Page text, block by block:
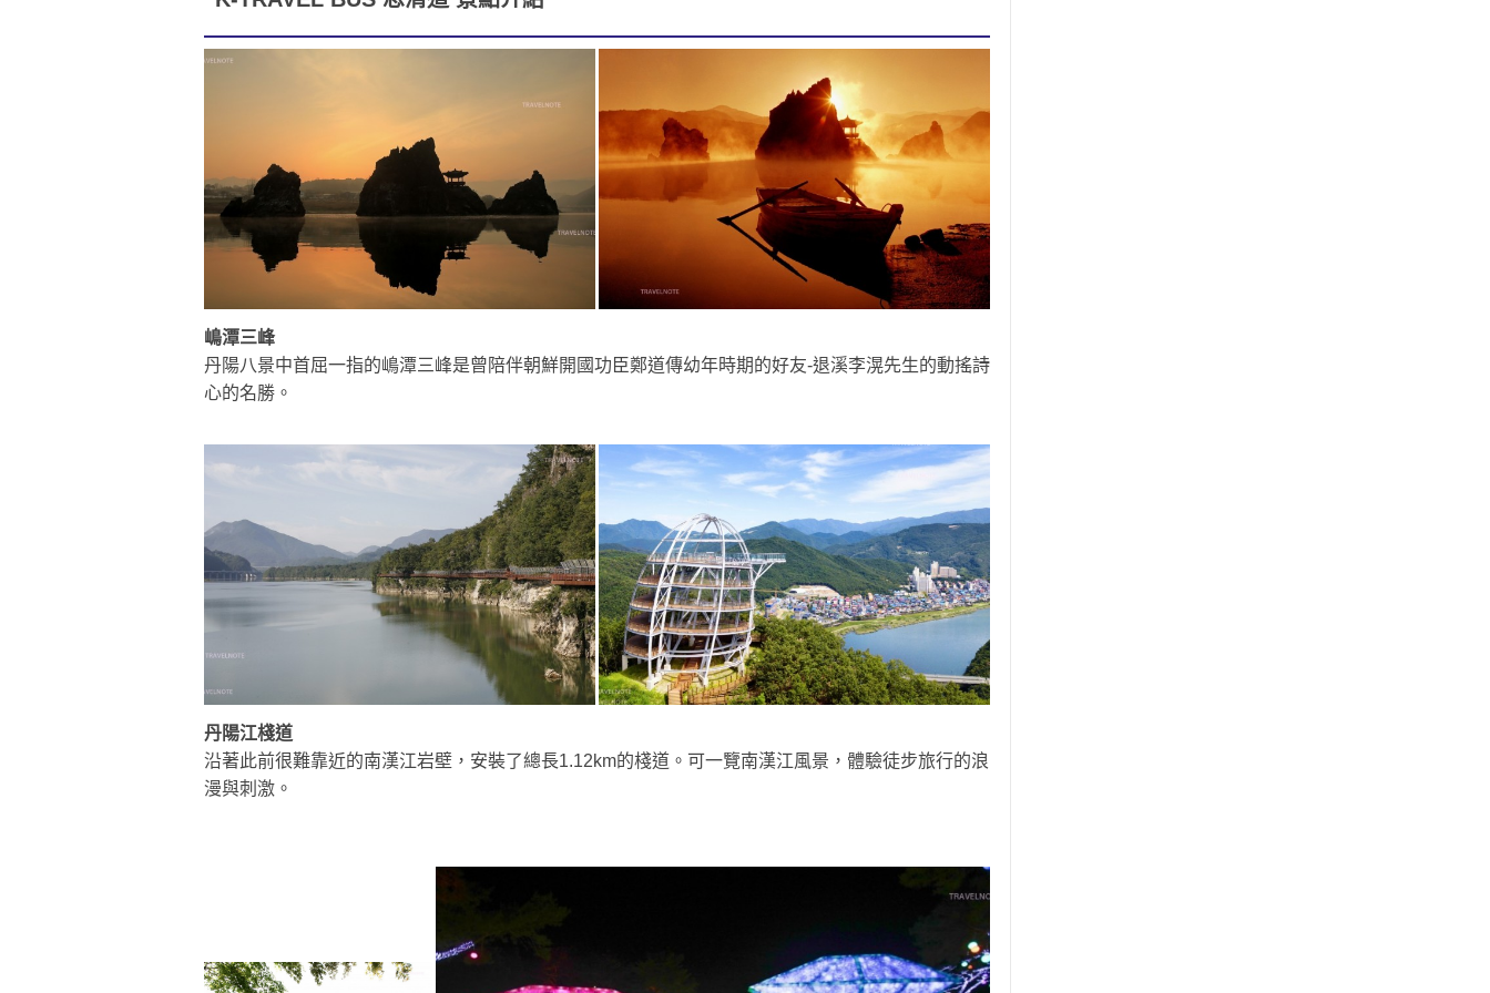
嶋潭三峰
丹陽八景中首屈一指的嶋潭三峰是曾陪伴朝鮮開國功臣鄭道傳幼年時期的好友-退溪李滉先生的動搖詩
心的名勝。
丹陽江棧道
沿著此前很難靠近的南漢江岩壁，安裝了總長1.12km的棧道。可一覽南漢江風景，體驗徒步旅行的浪
漫與刺激。